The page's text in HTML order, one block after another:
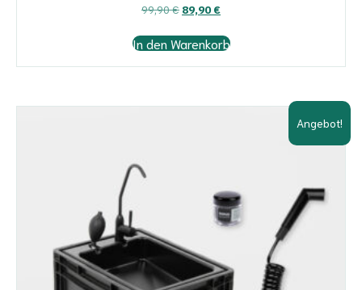
99,90€ Ursprünglicher
war:
89,90 €Aktueller
ist:
In den Warenkorb
Angebot!